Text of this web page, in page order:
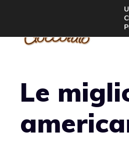
contenuto
Le